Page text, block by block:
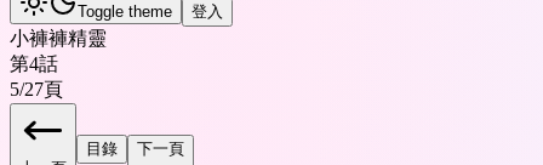
Toggle theme 登入
小褲褲精靈
第4話
5/27頁
目錄 下一頁